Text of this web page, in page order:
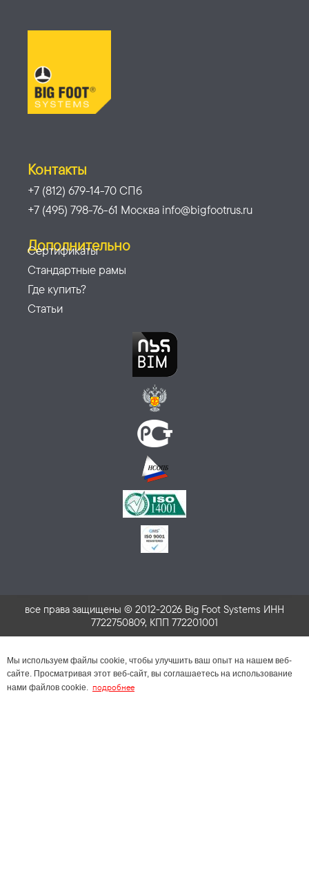
Контакты
+7 (812) 679-14-70 СПб
+7 (495) 798-76-61 Москва info@bigfootrus.ru
Дополнительно
Сертификаты
Стандартные рамы
Где купить?
Статьи
все права защищены © 2012-2026 Big Foot Systems ИНН
7722750809, КПП 772201001
Мы используем файлы cookie, чтобы улучшить ваш опыт на нашем веб-
сайте. Просматривая этот веб-сайт, вы соглашаетесь на использование
нами файлов cookie. подробнее